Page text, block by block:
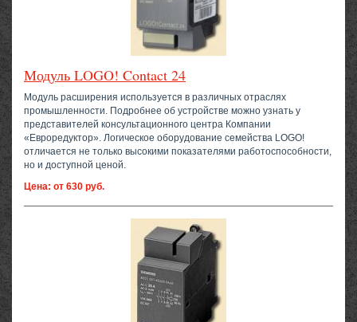
Модуль LOGO! Contact 24
Модуль расширения используется в различных отраслях
промышленности. Подробнее об устройстве можно узнать у
представителей консультационного центра Компании
«Евроредуктор». Логическое оборудование семейства LOGO!
отличается не только высокими показателями работоспособности,
но и доступной ценой.
Цена: от 630 руб.